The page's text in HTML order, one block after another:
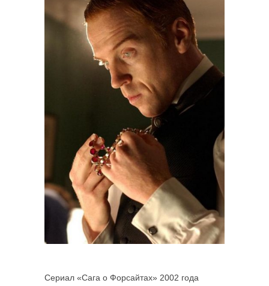
Сериал «Сага о Форсайтах» 2002 года